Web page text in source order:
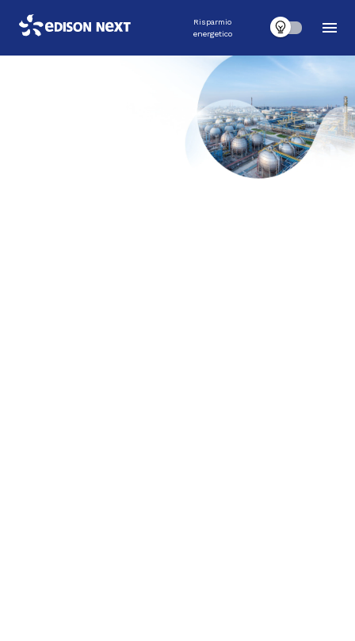
Risparmio
energetico